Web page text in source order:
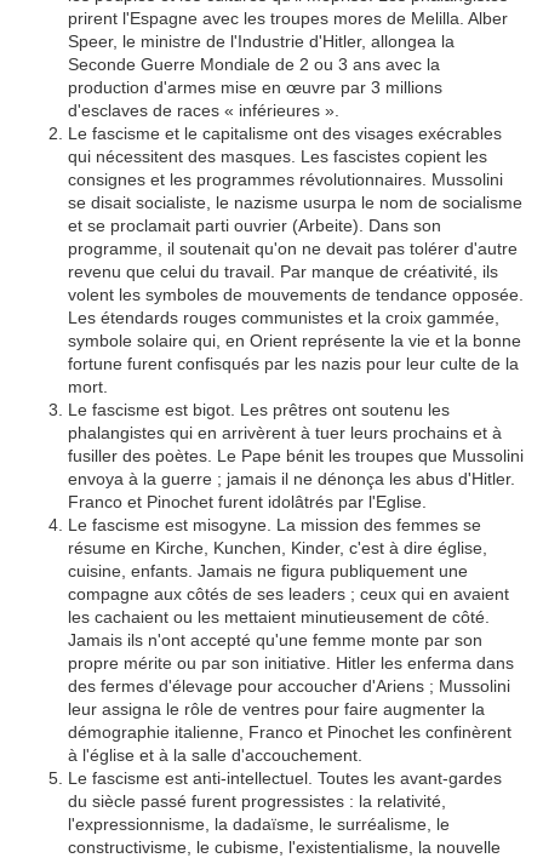
prirent l'Espagne avec les troupes mores de Melilla. Alber
Speer, le ministre de l'Industrie d'Hitler, allongea la
Seconde Guerre Mondiale de 2 ou 3 ans avec la
production d'armes mise en œuvre par 3 millions
d'esclaves de races « inférieures ».
Le fascisme et le capitalisme ont des visages exécrables
qui nécessitent des masques. Les fascistes copient les
consignes et les programmes révolutionnaires. Mussolini
se disait socialiste, le nazisme usurpa le nom de socialisme
et se proclamait parti ouvrier (Arbeite). Dans son
programme, il soutenait qu'on ne devait pas tolérer d'autre
revenu que celui du travail. Par manque de créativité, ils
volent les symboles de mouvements de tendance opposée.
Les étendards rouges communistes et la croix gammée,
symbole solaire qui, en Orient représente la vie et la bonne
fortune furent confisqués par les nazis pour leur culte de la
mort.
Le fascisme est bigot. Les prêtres ont soutenu les
phalangistes qui en arrivèrent à tuer leurs prochains et à
fusiller des poètes. Le Pape bénit les troupes que Mussolini
envoya à la guerre ; jamais il ne dénonça les abus d'Hitler.
Franco et Pinochet furent idolâtrés par l'Eglise.
Le fascisme est misogyne. La mission des femmes se
résume en Kirche, Kunchen, Kinder, c'est à dire église,
cuisine, enfants. Jamais ne figura publiquement une
compagne aux côtés de ses leaders ; ceux qui en avaient
les cachaient ou les mettaient minutieusement de côté.
Jamais ils n'ont accepté qu'une femme monte par son
propre mérite ou par son initiative. Hitler les enferma dans
des fermes d'élevage pour accoucher d'Ariens ; Mussolini
leur assigna le rôle de ventres pour faire augmenter la
démographie italienne, Franco et Pinochet les confinèrent
à l'église et à la salle d'accouchement.
Le fascisme est anti-intellectuel. Toutes les avant-gardes
du siècle passé furent progressistes : la relativité,
l'expressionnisme, la dadaïsme, le surréalisme, le
constructivisme, le cubisme, l'existentialisme, la nouvelle